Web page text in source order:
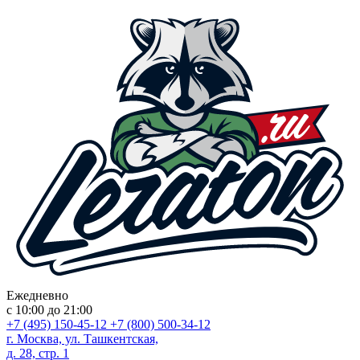
Ежедневно
с 10:00 до 21:00
+7 (495) 150-45-12 +7 (800) 500-34-12
г. Москва, ул. Ташкентская,
д. 28, стр. 1